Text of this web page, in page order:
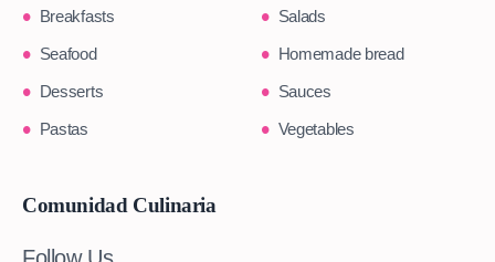
Breakfasts
Salads
Seafood
Homemade bread
Desserts
Sauces
Pastas
Vegetables
Comunidad Culinaria